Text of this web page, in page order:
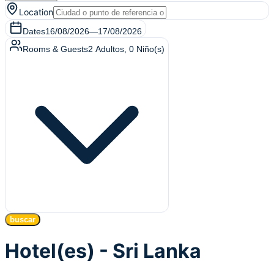
Location
Dates16/08/2026—17/08/2026
Rooms & Guests2 Adultos 0 Niño(s)
buscar
Hotel(es) - Sri Lanka